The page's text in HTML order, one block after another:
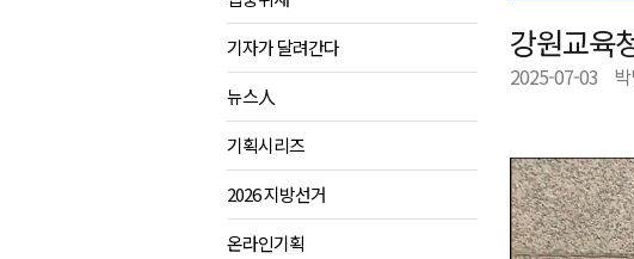
양양군, 21일까지 '초등학생 틈새 돌봄' 시행
강원개발공사, 공기업 평가 2년 연속 '다'등급
도-시군 첫 간담회..우상호 "하나된 공동체"
이 대통령, 사북·납북귀환어부 국가폭력 사과
기자가 달려간다
뉴스人
기획시리즈
2026 지방선거
온라인기획
강원교육
2025-07-03